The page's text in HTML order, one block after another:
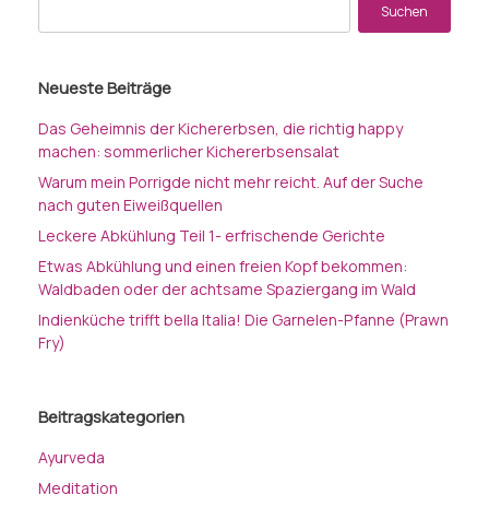
Suchen
Neueste Beiträge
Das Geheimnis der Kichererbsen, die richtig happy
machen: sommerlicher Kichererbsensalat
Warum mein Porrigde nicht mehr reicht. Auf der Suche
nach guten Eiweißquellen
Leckere Abkühlung Teil 1- erfrischende Gerichte
Etwas Abkühlung und einen freien Kopf bekommen:
Waldbaden oder der achtsame Spaziergang im Wald
Indienküche trifft bella Italia! Die Garnelen-Pfanne (Prawn
Fry)
Beitragskategorien
Ayurveda
Meditation